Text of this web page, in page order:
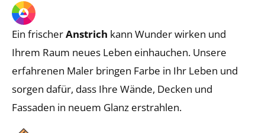
Ein frischerAnstrich kann Wunder wirken und
Ihrem Raum neues Leben einhauchen. Unsere
erfahrenen Maler bringen Farbe in Ihr Leben und
sorgen dafür, dass Ihre Wände, Decken und
Fassaden in neuem Glanz erstrahlen.